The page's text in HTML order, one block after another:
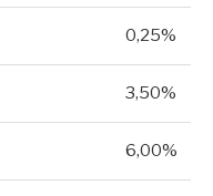
0,25%
3,50%
6,00%